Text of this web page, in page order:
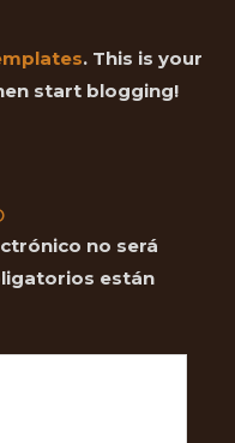
. This is your
start blogging!
no será
están